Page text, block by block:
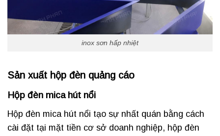
inox sơn hấp nhiệt
Sản xuất hộp đèn quảng cáo
Hộp đèn mica hút nổi
Hộp đèn mica hút nổi tạo sự nhất quán bằng cách
cài đặt tại mặt tiền cơ sở doanh nghiệp, hộp đèn